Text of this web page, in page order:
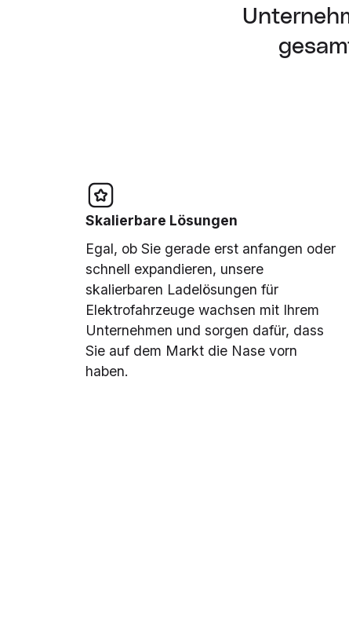
Skalierbare Lösungen
Egal, ob Sie gerade erst anfangen oder
schnell expandieren, unsere
skalierbaren Ladelösungen für
Elektrofahrzeuge wachsen mit Ihrem
Unternehmen und sorgen dafür, dass
Sie auf dem Markt die Nase vorn
haben.